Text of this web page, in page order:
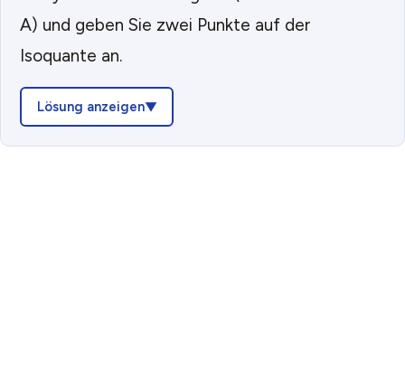
A) und geben Sie zwei Punkte auf der
Isoquante an.
Lösung anzeigen